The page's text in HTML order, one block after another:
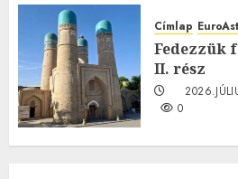
0
Címlap
Fedezzük
II. rész
0